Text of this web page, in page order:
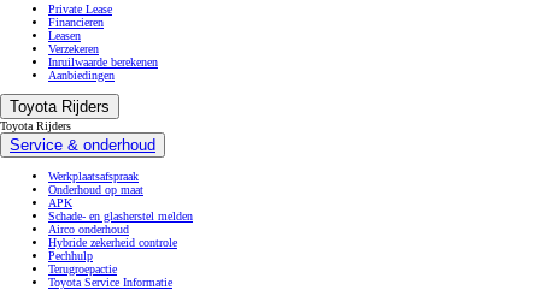
Private Lease
Financieren
Leasen
Verzekeren
Inruilwaarde berekenen
Aanbiedingen
Toyota Rijders
Toyota Rijders
Service & onderhoud
Werkplaatsafspraak
Onderhoud op maat
APK
Schade- en glasherstel melden
Airco onderhoud
Hybride zekerheid controle
Pechhulp
Terugroepactie
Toyota Service Informatie